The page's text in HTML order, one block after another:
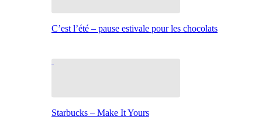
C’est l’été – pause estivale pour les chocolats
Starbucks – Make It Yours